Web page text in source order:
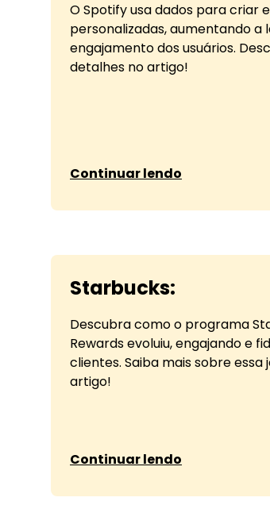
O Spotify usa dados para criar
personalizadas, aumentando a
engajamento dos usuários.
detalhes no artigo!
Continuar lendo
Starbucks:
Descubra como o programa
Rewards evoluiu, engajando e
clientes. Saiba mais sobre essa
artigo!
Continuar lendo